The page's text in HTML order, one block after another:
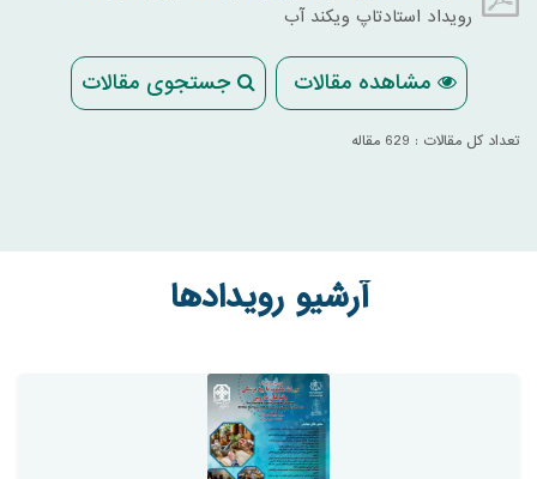
رویداد استادتاپ ویکند آب
مشاهده مقالات جستجوی مقالات
تعداد کل مقالات : 629 مقاله
آرشیو رویدادها